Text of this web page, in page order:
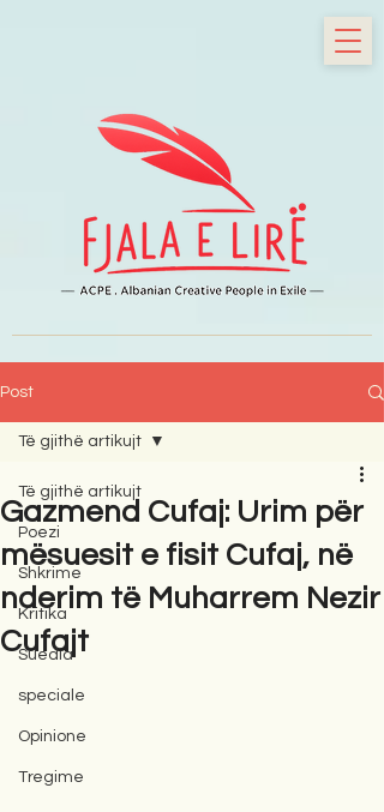
Post
Të gjithë artikujt
Poezi
Shkrime
Kritika
Suedia
speciale
Opinione
Tregime
Të gjithë artikujt
Gazmend Cufaj: Urim për
mësuesit e fisit Cufaj, në
nderim të Muharrem Nezir
Cufajt